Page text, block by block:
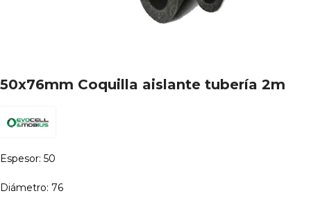
50x76mm Coquilla aislante tubería 2m
Espesor: 50
Diámetro: 76